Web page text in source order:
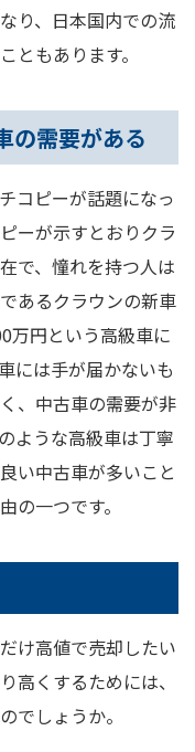
り、日本国内での流
ともあります。
の需要がある
コピーが話題になっ
ーが示すとおりクラ
で、憧れを持つ人は
あるクラウンの新車
万円という高級車に
には手が届かないも
、中古車の需要が非
ような高級車は丁寧
い中古車が多いこと
の一つです。
け高値で売却したい
高くするためには、
でしょうか。